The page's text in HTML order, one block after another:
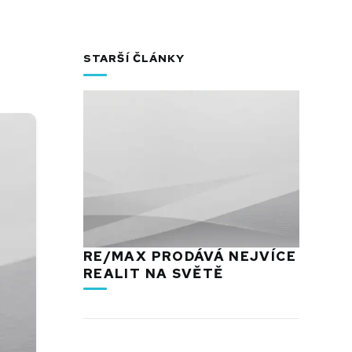
STARŠÍ ČLÁNKY
RE/MAX PRODÁVÁ NEJVÍCE
REALIT NA SVĚTĚ